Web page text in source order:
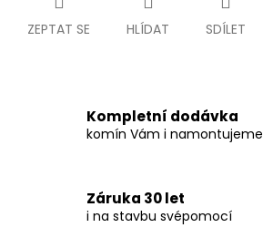
ZEPTAT SE HLÍDAT SDÍLET
Kompletní dodávka
komín Vám i namontujeme
Záruka 30 let
i na stavbu svépomocí